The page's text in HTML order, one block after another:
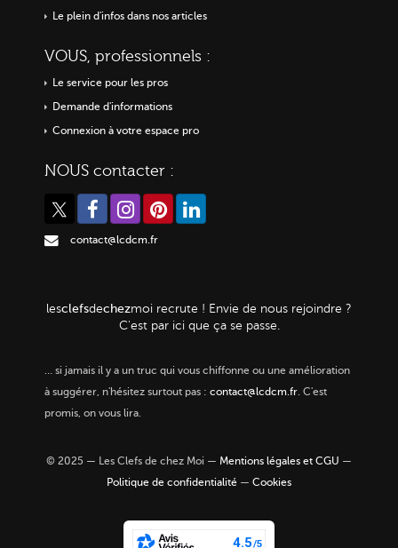
Le plein d'infos dans nos articles
VOUS, professionnels :
Le service pour les pros
Demande d'informations
Connexion à votre espace pro
NOUS contacter :
contact@lcdcm.fr
lesclefsdechezmoi recrute ! Envie de nous rejoindre ?
C'est par ici que ça se passe.
… si jamais il y a un truc qui vous chiffonne ou une amélioration
à suggérer, n'hésitez surtout pas : contact@lcdcm.fr. C'est
promis, on vous lira.
© 2025 — Les Clefs de chez Moi — Mentions légales et CGU —
Politique de confidentialité — Cookies